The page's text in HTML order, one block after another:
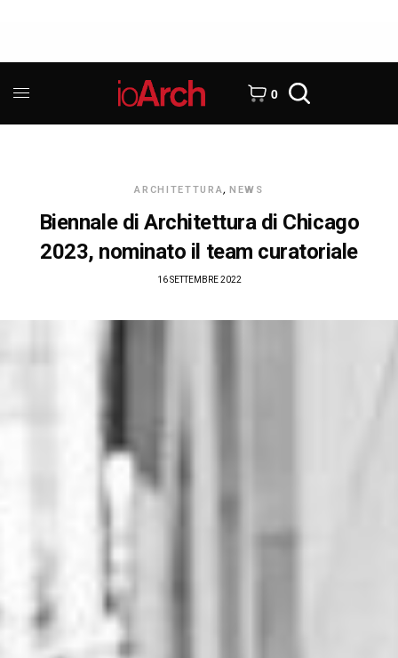
0
ARCHITETTURA, NEWS
Biennale di Architettura di Chicago
2023, nominato il team curatoriale
16 SETTEMBRE 2022